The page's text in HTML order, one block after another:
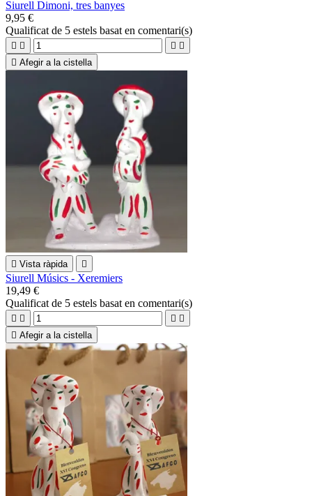
Siurell Dimoni, tres banyes
9,95 €
Qualificat de 5 estels basat en comentari(s)
   
 Afegir a la cistella
 Vista ràpida 
Siurell Músics - Xeremiers
19,49 €
Qualificat de 5 estels basat en comentari(s)
   
 Afegir a la cistella